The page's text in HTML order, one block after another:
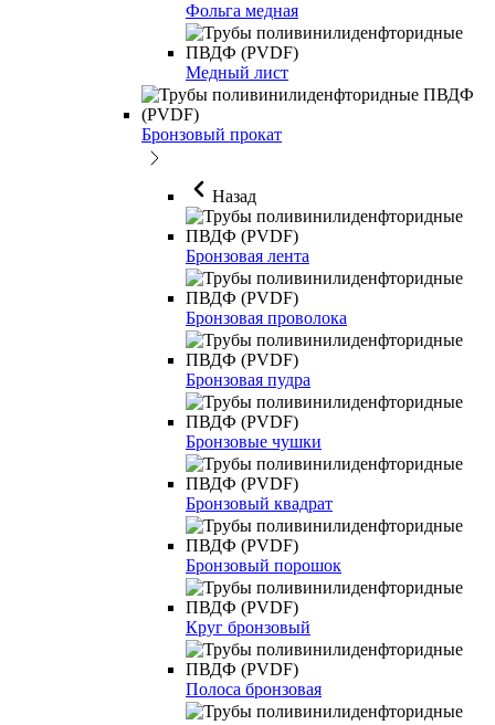
Фольга медная
Медный лист
Бронзовый прокат
Назад
Бронзовая лента
Бронзовая проволока
Бронзовая пудра
Бронзовые чушки
Бронзовый квадрат
Бронзовый порошок
Круг бронзовый
Полоса бронзовая